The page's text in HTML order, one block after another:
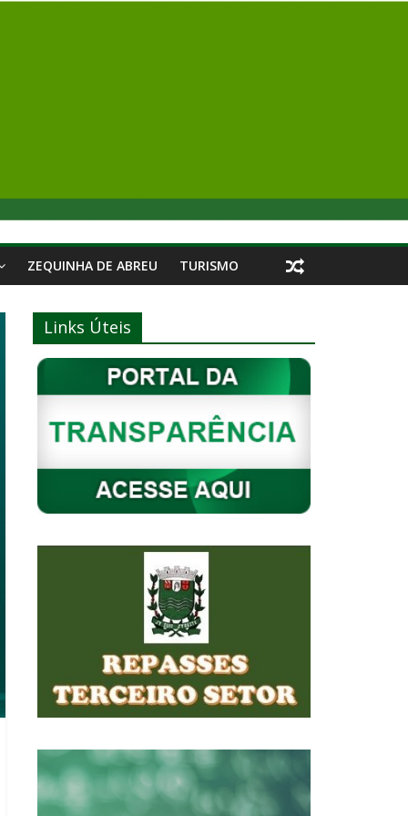
ZEQUINHA DE ABREU TURISMO
Links Úteis